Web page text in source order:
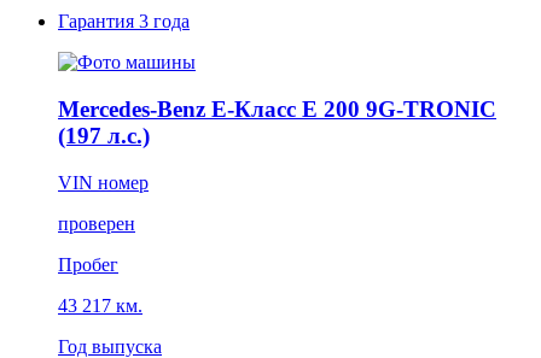
Гарантия 3 года
Mercedes-Benz E-Класс E 200 9G-TRONIC
(197 л.с.)
VIN номер
проверен
Пробег
43 217 км.
Год выпуска